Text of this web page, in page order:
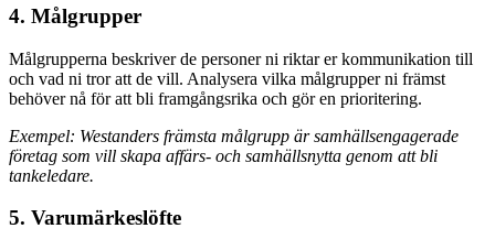
4. Målgrupper
Målgrupperna beskriver de personer ni riktar er kommunikation till
och vad ni tror att de vill. Analysera vilka målgrupper ni främst
behöver nå för att bli framgångsrika och gör en prioritering.
Exempel: Westanders främsta målgrupp är samhällsengagerade
företag som vill skapa affärs- och samhällsnytta genom att bli
tankeledare.
5. Varumärkeslöfte